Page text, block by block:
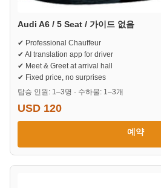
Audi A6 / 5 Seat / 가이드 없음
✔ Professional Chauffeur
✔ AI translation app for driver
✔ Meet & Greet at arrival hall
✔ Fixed price, no surprises
탑승 인원: 1–3명 · 수하물: 1–3개
USD 120
예약